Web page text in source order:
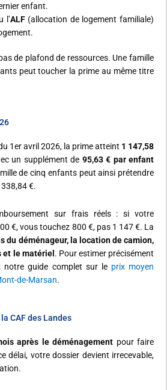
enfant.
l’ALF(allocation de logement familiale)
de plafond de ressources. Une famille
peut toucher la prime au même titre
1er avril 2026, la prime atteint 1 147,58
un supplément de 95,63 € par enfant
de cinq enfants peut ainsi prétendre
€.
sur frais réels : si votre
€, vous touchez 800 €, pas 1 147 €. La
du déménageur, la location de camion,
et le matériel . Pour estimer précisément
notre guide complet sur le prix moyen
de-Marsan.
CAF des Landes
après le déménagement pour faire
délai, votre dossier devient irrecevable,